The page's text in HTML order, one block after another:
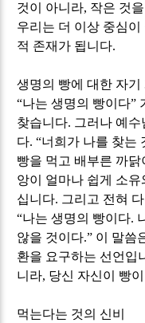
것이 아니라, 작은 것
우리는 더 이상 중심
적 존재가 됩니다.
생명의 빵에 대한 자기
“나는 생명의 빵이다”
찾습니다. 그러나 예수
다. “너희가 나를 찾는
빵을 먹고 배부른 까닭
앙이 얼마나 쉽게 소
십니다. 그리고 전혀
“나는 생명의 빵이다.
않을 것이다.” 이 말씀
환을 요구하는 선언입
니라, 당신 자신이 빵
먹는다는 것의 신비